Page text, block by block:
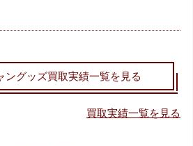
ングッズ買取実績一覧を見る
買取実績一覧を見る